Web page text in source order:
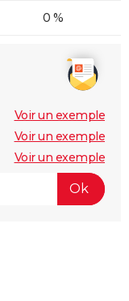
0 %
Voir un exemple
Voir un exemple
Voir un exemple